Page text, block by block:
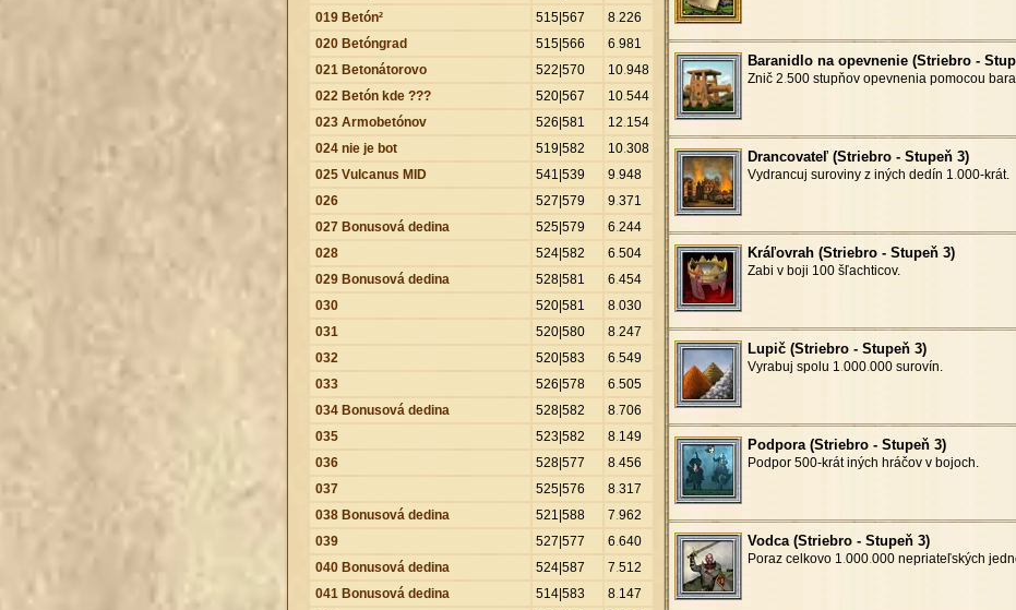
019 Betón²
515|567 8.226
020 Betóngrad
515|566 6.981
021 Betonátorovo
522|570 10.948
022 Betón kde ???
520|567 10.544
023 Armobetónov
526|581 12.154
024 nie je bot
519|582 10.308
025 Vulcanus MID
541|539 9.948
026
527|579 9.371
027 Bonusová dedina
525|579 6.244
028
524|582 6.504
029 Bonusová dedina
528|581 6.454
030
520|581 8.030
031
520|580 8.247
032
520|583 6.549
033
526|578 6.505
034 Bonusová dedina
528|582 8.706
035
523|582 8.149
036
528|577 8.456
037
525|576 8.317
038 Bonusová dedina
521|588 7.962
039
527|577 6.640
040 Bonusová dedina
524|587 7.512
041 Bonusová dedina
514|583 8.147
Baranidlo na opevnenie (Striebro -
Znič 2.500 stupňov opevnenia pomocou
Drancovateľ (Striebro - Stupeň 3)
Vydrancuj suroviny z iných dedín 1.000-krát.
Kráľovrah (Striebro - Stupeň 3)
Zabi v boji 100 šľachticov.
Lupič (Striebro - Stupeň 3)
Vyrabuj spolu 1.000.000 surovín.
Podpora (Striebro - Stupeň 3)
Podpor 500-krát iných hráčov v bojoch.
Vodca (Striebro - Stupeň 3)
Poraz celkovo 1.000.000 nepriateľských